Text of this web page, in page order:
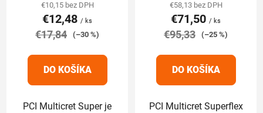
je
4,5
5
hviezdičiek.
€10,15 bez DPH
€12,48 / ks
€17,84 (–30 %)
DO KOŠÍKA
PCI Multicret Super je
je
5,0
5
hviezdičiek.
€58,13 bez DPH
€71,50 / ks
€95,33 (–25 %)
DO KOŠÍKA
PCI Multicret Superflex